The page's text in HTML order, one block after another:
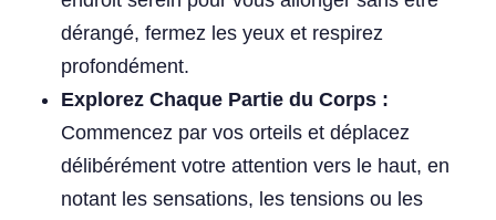
dérangé, fermez les yeux et respirez
profondément.
Explorez Chaque Partie du Corps :
Commencez par vos orteils et déplacez
délibérément votre attention vers le haut, en
notant les sensations, les tensions ou les